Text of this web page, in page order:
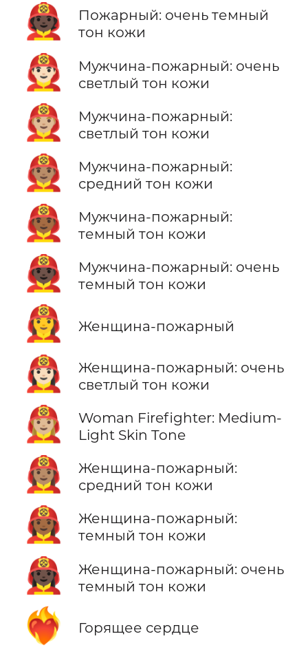
🧑🏿‍🚒
Пожарный: очень темный
тон кожи
👨🏻‍🚒
Мужчина-пожарный: очень
светлый тон кожи
👨🏼‍🚒
Мужчина-пожарный:
светлый тон кожи
👨🏽‍🚒
Мужчина-пожарный:
средний тон кожи
👨🏾‍🚒
Мужчина-пожарный:
темный тон кожи
👨🏿‍🚒
Мужчина-пожарный: очень
темный тон кожи
👩‍🚒 Женщина-пожарный
👩🏻‍🚒
Женщина-пожарный: очень
светлый тон кожи
👩🏼‍🚒
Woman Firefighter: Medium-
Light Skin Tone
👩🏽‍🚒
Женщина-пожарный:
средний тон кожи
👩🏾‍🚒
Женщина-пожарный:
темный тон кожи
👩🏿‍🚒
Женщина-пожарный: очень
темный тон кожи
❤️‍🔥 Горящее сердце